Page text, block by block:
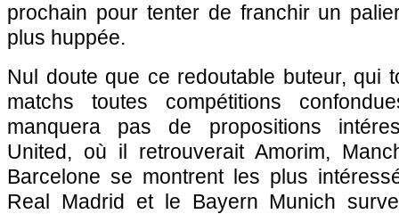
prochain pour tenter de franchir un
plus huppée.
Nul doute que ce redoutable buteur, qui
matchs toutes compétitions
manquera pas de propositions
United, où il retrouverait Amorim,
Barcelone se montrent les plus
Real Madrid et le Bayern Munich